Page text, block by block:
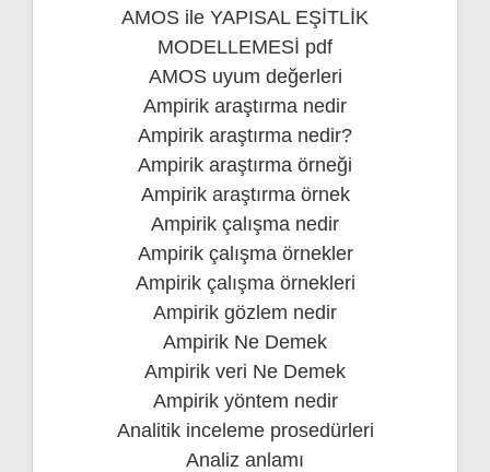
AMOS ile YAPISAL EŞİTLİK
MODELLEMESİ pdf
AMOS uyum değerleri
Ampirik araştırma nedir
Ampirik araştırma nedir?
Ampirik araştırma örneği
Ampirik araştırma örnek
Ampirik çalışma nedir
Ampirik çalışma örnekler
Ampirik çalışma örnekleri
Ampirik gözlem nedir
Ampirik Ne Demek
Ampirik veri Ne Demek
Ampirik yöntem nedir
Analitik inceleme prosedürleri
Analiz anlamı